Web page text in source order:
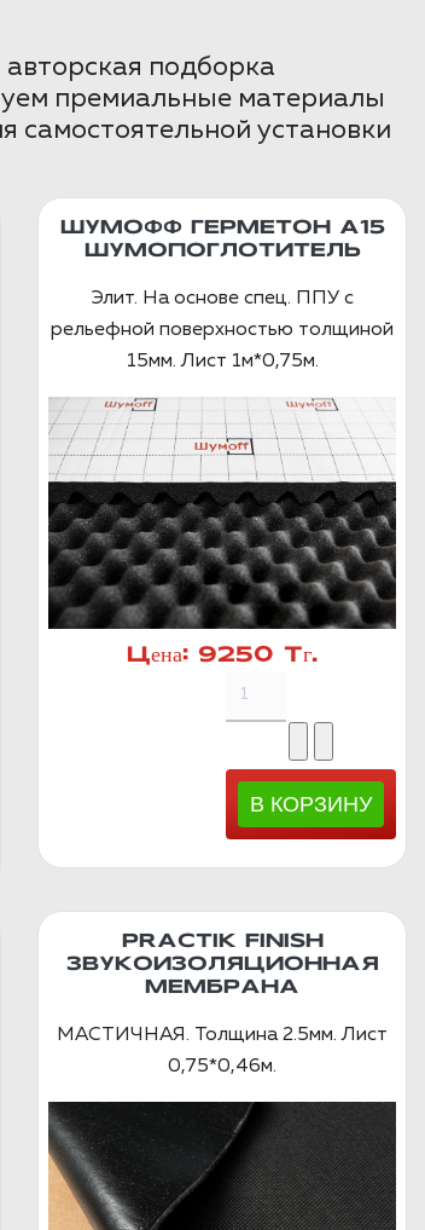
подборка
премиальные материалы
самостоятельной установки
ШУМОФФ ГЕРМЕТОН А15
ШУМОПОГЛОТИТЕЛЬ
Элит. На основе спец. ППУ с
рельефной поверхностью толщиной
15мм. Лист 1м*0,75м.
Цена: 9250 Тг.
PRACTIK FINISH
ЗВУКОИЗОЛЯЦИОННАЯ
МЕМБРАНА
МАСТИЧНАЯ. Толщина 2.5мм. Лист
0,75*0,46м.